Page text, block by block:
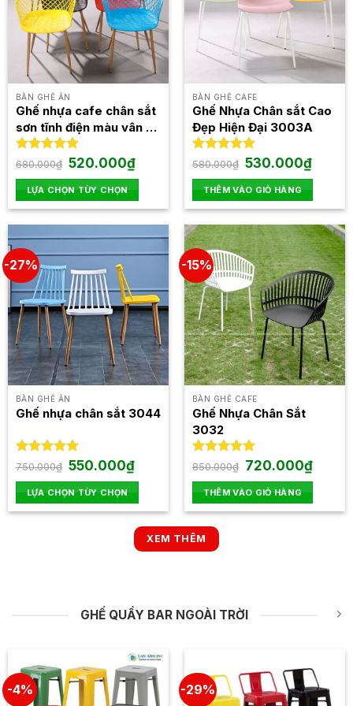
trên
trang
sản
phẩm
BÀN GHẾ ĂN
Ghế nhựa cafe chân sắt
sơn tĩnh điện màu vân gỗ
3014
Được xếp
5.00
5 sao
680.000₫ Giá
gốc
là:
680.000₫.
520.000₫Giá
hiện
tại
là:
520.000₫.
LỰA CHỌN TÙY CHỌN
Sản
phẩm
này
có
nhiều
biến
thể.
Các
tùy
chọn
có
được
trên
sản
phẩm
BÀN GHẾ CAFE
Ghế Nhựa Chân sắt Cao
Đẹp Hiện Đại 3003A
Được xếp
5.00
5 sao
580.000₫ Giá
gốc
là:
580.000₫.
530.000₫Giá
hiện
tại
là:
THÊM VÀO GIỎ HÀNG
-27%
BÀN GHẾ ĂN
Ghế nhựa chân sắt 3044
Được xếp
5.00
5 sao
750.000₫ Giá
gốc
là:
750.000₫.
550.000₫Giá
hiện
tại
là:
550.000₫.
LỰA CHỌN TÙY CHỌN
Sản
có
thể
-15%
BÀN GHẾ CAFE
Ghế Nhựa Chân Sắt
3032
Được xếp
5.00
5 sao
850.000₫ Giá
gốc
là:
850.000₫.
720.000₫Giá
hiện
tại
là:
THÊM VÀO GIỎ HÀNG
XEM THÊM
GHẾ QUẦY BAR NGOÀI TRỜI
-4% -29%